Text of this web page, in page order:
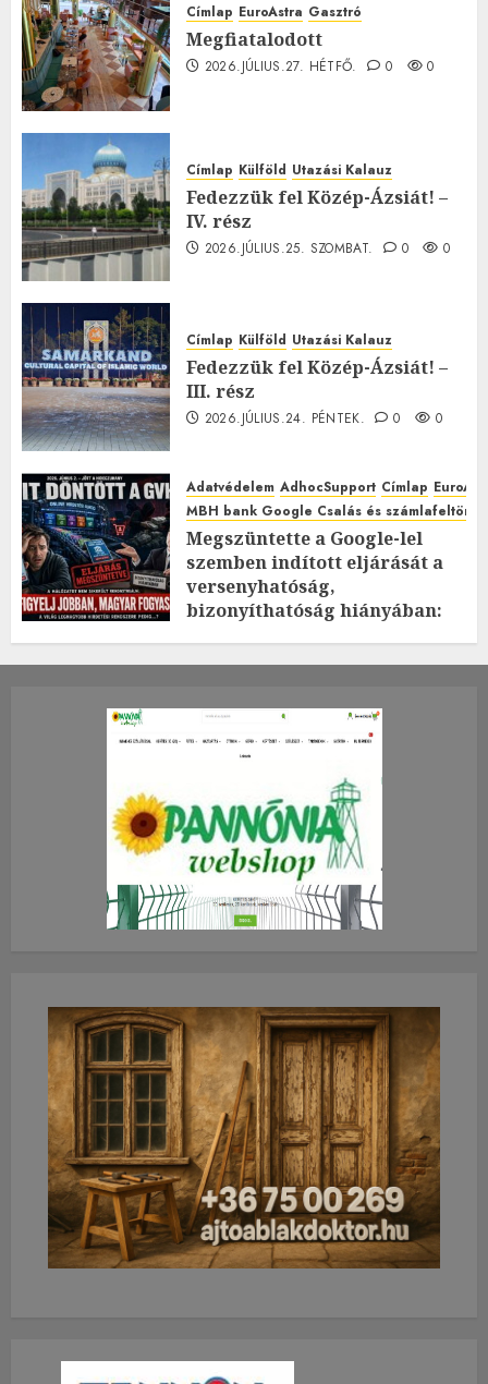
Címlap EuroAstra Gasztró
Megfiatalodott
2026.JÚLIUS.27. HÉTFŐ. 0 0
Címlap Külföld Utazási Kalauz
Fedezzük fel Közép-Ázsiát! –
IV. rész
2026.JÚLIUS.25. SZOMBAT. 0 0
Címlap Külföld Utazási Kalauz
Fedezzük fel Közép-Ázsiát! –
III. rész
2026.JÚLIUS.24. PÉNTEK. 0 0
Adatvédelem AdhocSupport Címlap
MBH bank Google Csalás és
Megszüntette a Google-lel
szemben indított eljárását a
versenyhatóság,
bizonyíthatóság hiányában:
2026.JÚLIUS.23. CSÜTÖRTÖK.
0